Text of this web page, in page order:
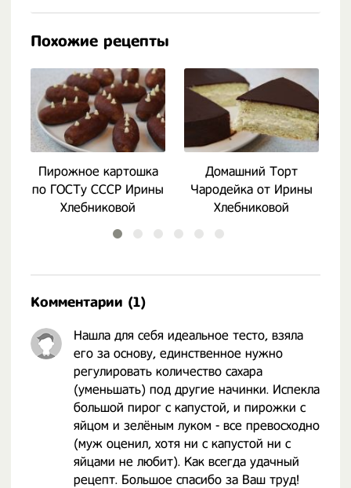
Похожие рецепты
Пирожное картошка
по ГОСТу СССР Ирины
Хлебниковой
Домашний Торт
Чародейка от Ирины
Хлебниковой
Комментарии (1)
Нашла для себя идеальное тесто, взяла
его за основу, единственное нужно
регулировать количество сахара
(уменьшать) под другие начинки. Испекла
большой пирог с капустой, и пирожки с
яйцом и зелёным луком - все превосходно
(муж оценил, хотя ни с капустой ни с
яйцами не любит). Как всегда удачный
рецепт. Большое спасибо за Ваш труд!